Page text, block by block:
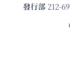
發⾏部 212-